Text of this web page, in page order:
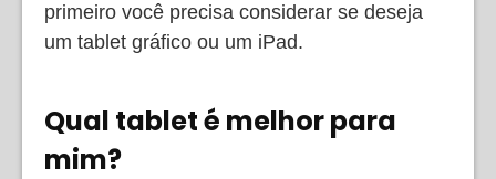
primeiro você precisa considerar se deseja
um tablet gráfico ou um iPad.
Qual tablet é melhor para
mim?